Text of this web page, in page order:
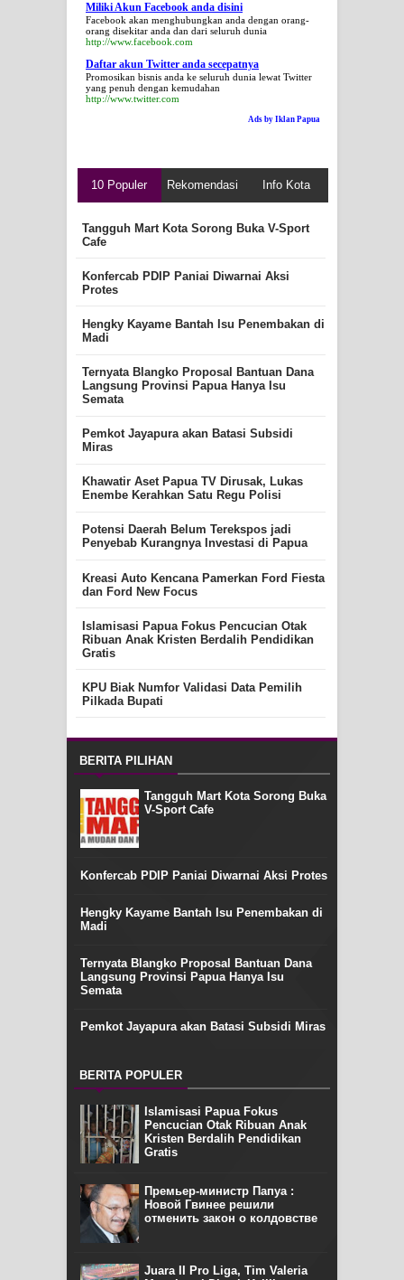
Miliki Akun Facebook anda disini
Facebook akan menghubungkan anda dengan orang-
orang disekitar anda dan dari seluruh dunia
http://www.facebook.com
Daftar akun Twitter anda secepatnya
Promosikan bisnis anda ke seluruh dunia lewat Twitter
yang penuh dengan kemudahan
http://www.twitter.com
Ads by Iklan Papua
10 Populer Rekomendasi Info Kota
Tangguh Mart Kota Sorong Buka V-Sport
Cafe
Konfercab PDIP Paniai Diwarnai Aksi
Protes
Hengky Kayame Bantah Isu Penembakan di
Madi
Ternyata Blangko Proposal Bantuan Dana
Langsung Provinsi Papua Hanya Isu
Semata
Pemkot Jayapura akan Batasi Subsidi
Miras
Khawatir Aset Papua TV Dirusak, Lukas
Enembe Kerahkan Satu Regu Polisi
Potensi Daerah Belum Terekspos jadi
Penyebab Kurangnya Investasi di Papua
Kreasi Auto Kencana Pamerkan Ford Fiesta
dan Ford New Focus
Islamisasi Papua Fokus Pencucian Otak
Ribuan Anak Kristen Berdalih Pendidikan
Gratis
KPU Biak Numfor Validasi Data Pemilih
Pilkada Bupati
BERITA PILIHAN
Tangguh Mart Kota Sorong Buka
V-Sport Cafe
Konfercab PDIP Paniai Diwarnai Aksi Protes
Hengky Kayame Bantah Isu Penembakan di
Madi
Ternyata Blangko Proposal Bantuan Dana
Langsung Provinsi Papua Hanya Isu
Semata
Pemkot Jayapura akan Batasi Subsidi Miras
BERITA POPULER
Islamisasi Papua Fokus
Pencucian Otak Ribuan Anak
Kristen Berdalih Pendidikan
Gratis
Премьер-министр Папуа :
Новой Гвинее решили
отменить закон о колдовстве
Juara II Pro Liga, Tim Valeria